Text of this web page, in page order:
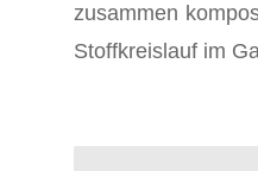
zusammen
Stoffkreislauf im